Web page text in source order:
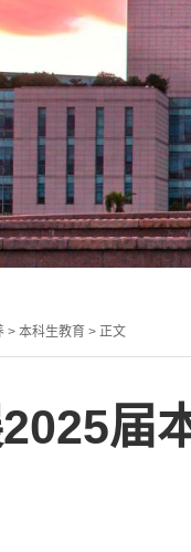
> 本科生教育 > 正文
届